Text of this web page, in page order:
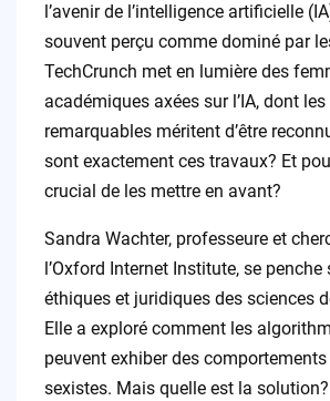
l’avenir de l’intelligence artificielle
souvent perçu comme dominé par
TechCrunch met en lumière des
académiques axées sur l’IA, dont
remarquables méritent d’être
sont exactement ces travaux? Et
crucial de les mettre en avant?
Sandra Wachter, professeure et
l’Oxford Internet Institute, se
éthiques et juridiques des sciences
Elle a exploré comment les
peuvent exhiber des
sexistes. Mais quelle est la